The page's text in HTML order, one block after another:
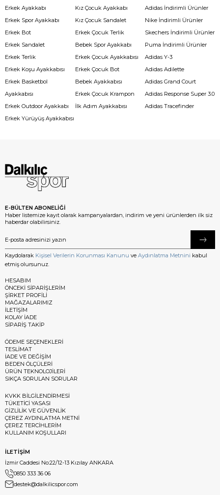
Erkek Ayakkabı
Erkek Spor Ayakkabı
Erkek Bot
Erkek Sandalet
Erkek Terlik
Erkek Koşu Ayakkabısı
Erkek Basketbol
Ayakkabısı
Erkek Outdoor Ayakkabı
Erkek Yürüyüş Ayakkabısı
Kız Çocuk Ayakkabı
Kız Çocuk Sandalet
Erkek Çocuk Terlik
Bebek Spor Ayakkabı
Erkek Çocuk Ayakkabısı
Erkek Çocuk Bot
Bebek Ayakkabısı
Erkek Çocuk Krampon
İlk Adım Ayakkabısı
Adidas İndirimli Ürünler
Nike İndirimli Ürünler
Skechers İndirimli Ürünler
Puma İndirimli Ürünler
Adidas Y-3
Adidas Adilette
Adidas Grand Court
Adidas Response Super 3.0
Adidas Tracefinder
E-BÜLTEN ABONELİĞİ
Haber listemize kayıt olarak kampanyalardan, indirim ve yeni ürünlerden ilk siz
haberdar olabilirsiniz.
Kaydolarak Kişisel Verilerin Korunması Kanunu ve Aydınlatma Metnini kabul
etmiş olursunuz.
HESABIM
ÖNCEKİ SİPARİŞLERİM
ŞİRKET PROFİLİ
MAĞAZALARIMIZ
İLETİŞİM
KOLAY İADE
SİPARİŞ TAKİP
ÖDEME SEÇENEKLERİ
TESLİMAT
İADE VE DEĞİŞİM
BEDEN ÖLÇÜLERİ
ÜRÜN TEKNOLOJİLERİ
SIKÇA SORULAN SORULAR
KVKK BİLGİLENDİRMESİ
TÜKETİCİ YASASI
GİZLİLİK VE GÜVENLİK
ÇEREZ AYDINLATMA METNİ
ÇEREZ TERCİHLERİM
KULLANIM KOŞULLARI
İLETİŞİM
İzmir Caddesi No:22/12-13 Kızılay ANKARA
0850 333 36 06
destek@dalkilicspor.com